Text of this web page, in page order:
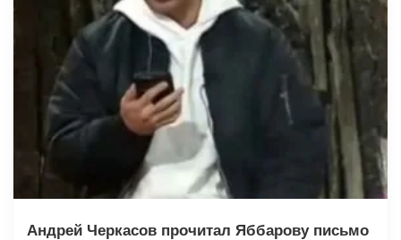
Андрей Черкасов прочитал Яббарову письмо